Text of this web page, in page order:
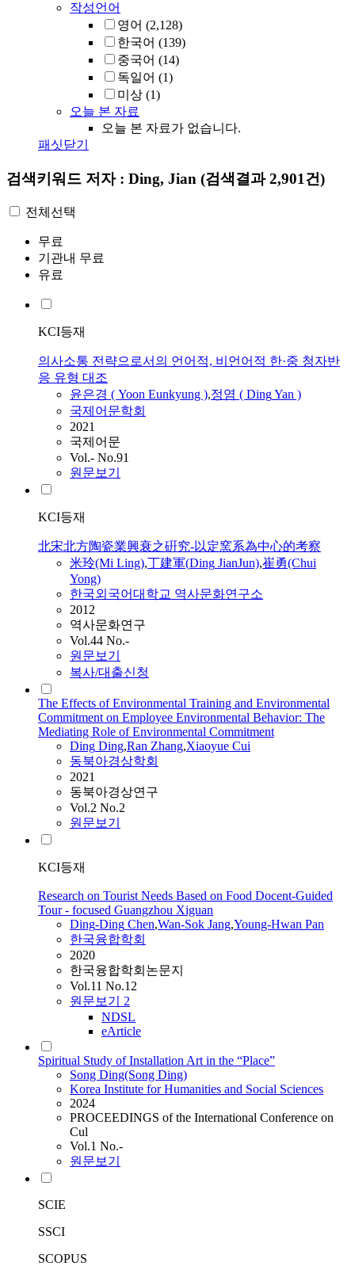
작성언어
영어 (2,128)
한국어 (139)
중국어 (14)
독일어 (1)
미상 (1)
오늘 본 자료
오늘 본 자료가 없습니다.
패싯닫기
검색키워드 저자 : Ding, Jian (검색결과 2,901건)
전체선택
무료
기관내 무료
유료
KCI등재
의사소통 전략으로서의 언어적, 비언어적 한·중 청자반
응 유형 대조
윤은경 ( Yoon Eunkyung ),정염 ( DingYan )
국제어문학회
2021
국제어문
Vol.- No.91
원문보기
KCI등재
北宋北方陶瓷業興衰之硏究-以定窯系為中心的考察
米玲(Mi Ling),丁建軍(Ding JianJun),崔勇(Chui
Yong)
한국외국어대학교 역사문화연구소
2012
역사문화연구
Vol.44 No.-
원문보기
복사/대출신청
The Effects of Environmental Training and Environmental
Commitment on Employee Environmental Behavior: The
Mediating Role of Environmental Commitment
Ding Ding,Ran Zhang,Xiaoyue Cui
동북아경상학회
2021
동북아경상연구
Vol.2 No.2
원문보기
KCI등재
Research on Tourist Needs Based on Food Docent-Guided
Tour - focused Guangzhou Xiguan
Ding-Ding Chen,Wan-Sok Jang,Young-Hwan Pan
한국융합학회
2020
한국융합학회논문지
Vol.11 No.12
원문보기 2
NDSL
eArticle
Spiritual Study of Installation Art in the “Place”
Song Ding(Song Ding)
Korea Institute for Humanities and Social Sciences
2024
PROCEEDINGS of the International Conference on
Cul
Vol.1 No.-
원문보기
SCIE
SSCI
SCOPUS